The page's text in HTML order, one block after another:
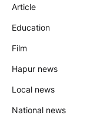
Article
Education
Film
Hapur news
Local news
National news